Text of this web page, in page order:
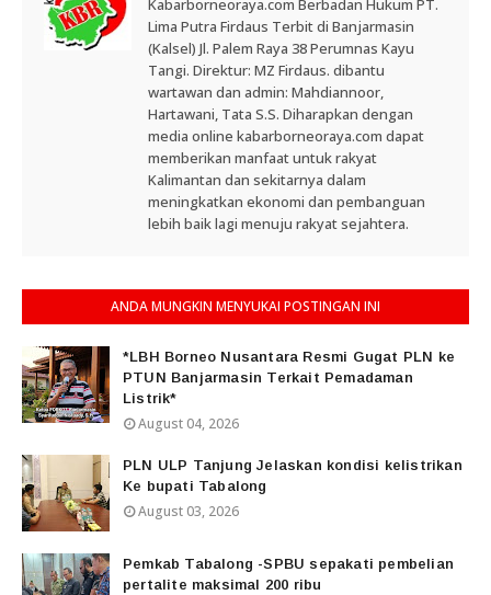
Kabarborneoraya.com Berbadan Hukum PT.
Lima Putra Firdaus Terbit di Banjarmasin
(Kalsel) Jl. Palem Raya 38 Perumnas Kayu
Tangi. Direktur: MZ Firdaus. dibantu
wartawan dan admin: Mahdiannoor,
Hartawani, Tata S.S. Diharapkan dengan
media online kabarborneoraya.com dapat
memberikan manfaat untuk rakyat
Kalimantan dan sekitarnya dalam
meningkatkan ekonomi dan pembanguan
lebih baik lagi menuju rakyat sejahtera.
ANDA MUNGKIN MENYUKAI POSTINGAN INI
*LBH Borneo Nusantara Resmi Gugat PLN ke
PTUN Banjarmasin Terkait Pemadaman
Listrik*
August 04, 2026
PLN ULP Tanjung Jelaskan kondisi kelistrikan
Ke bupati Tabalong
August 03, 2026
Pemkab Tabalong -SPBU sepakati pembelian
pertalite maksimal 200 ribu